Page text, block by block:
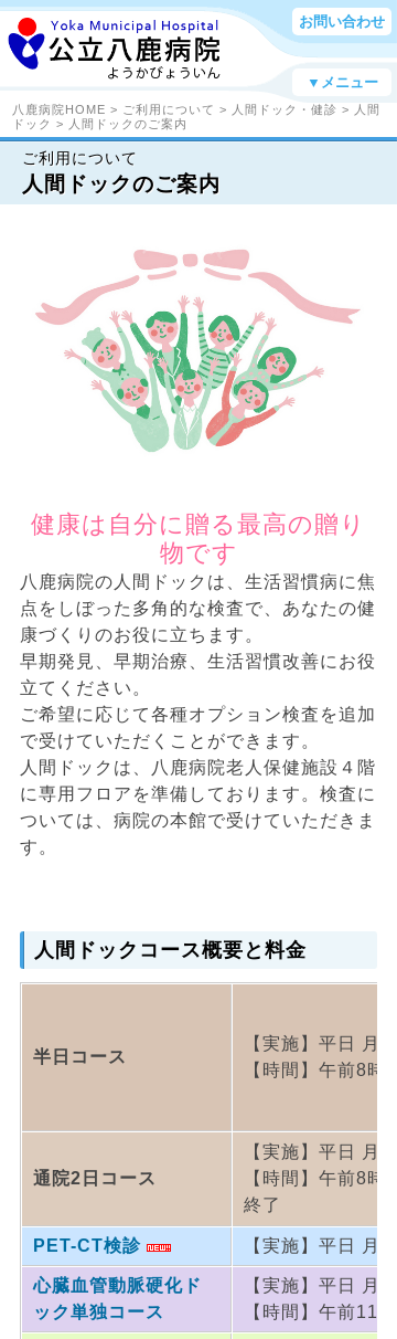
お問い合わせ
▼メニュー
八鹿病院HOME > ご利用について > 人間ドック・健診 >
人間
ドック > 人間ドックのご案内
ご利用について
人間ドックのご案内
健康は自分に贈る最高の贈り
物です
八鹿病院の人間ドックは、生活習慣病に焦
点をしぼった多角的な検査で、あなたの健
康づくりのお役に立ちます。
早期発見、早期治療、生活習慣改善にお役
立てください。
ご希望に応じて各種オプション検査を追加
で受けていただくことができます。
人間ドックは、八鹿病院老人保健施設４階
に専用フロアを準備しております。検査に
ついては、病院の本館で受けていただきま
す。
人間ドックコース概要と料金
半日コース
【実施】平日 月～
【時間】午前8時
通院2日コース
【実施】平日 月～
【時間】午前8時
終了
PET-CT検診 【実施】平日 月～
心臓血管動脈硬化ド
ック単独コース
【実施】平日 月～
【時間】午前11